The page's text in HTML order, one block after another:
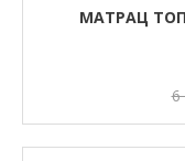
МАТРАЦ
6